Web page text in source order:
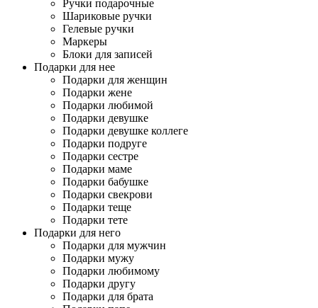
Ручки подарочные
Шариковые ручки
Гелевые ручки
Маркеры
Блоки для записей
Подарки для нее
Подарки для женщин
Подарки жене
Подарки любимой
Подарки девушке
Подарки девушке коллеге
Подарки подруге
Подарки сестре
Подарки маме
Подарки бабушке
Подарки свекрови
Подарки теще
Подарки тете
Подарки для него
Подарки для мужчин
Подарки мужу
Подарки любимому
Подарки другу
Подарки для брата